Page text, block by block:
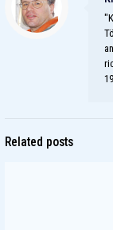
Related posts